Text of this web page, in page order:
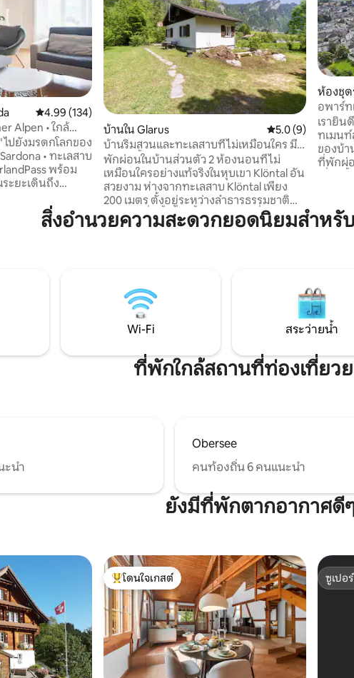
คะแนนเฉลี่ย 4.99 จาก 5, 134 รีวิว
4.99 (134)
Alpen • ใกล้
ไปยังมรดกโลกของ
• ทะเลสาบ
พร้อม
ะยะเดินถึง
นาว Elm และ
ความสำคัญทาง
(รักสถานที่
นสวิตเซอร์แลนด์)
บ้านใน Glarus คะแนนเฉลี่ย 5.0 จ
5.0 (9)
บ้านริมสวนและทะเลสาบที่ไม่เหมือนใคร มี
ลำธารน้ำใส 2 สาย
พักผ่อนในบ้านส่วนตัว 2 ห้องนอนที่ไม่
เหมือนใครอย่างแท้จริงในหุบเขา Klöntal อัน
สวยงาม ห่างจากทะเลสาบ Klöntal เพียง
200 เมตร ตั้งอยู่ระหว่างลำธารธรรมชาติ
สองสายที่มีน้ำจากน้ำพุใสสะอาดที่คุณ
สามารถอาบน้ำ ผ่อนคลาย และเพลิดเพลิน
ห้องน้ำ ทางเข้าส่วนตัว เตาไม้ และสวน หลุม
ก่อไฟ อุปกรณ์บาร์บีคิว ที่พักพิง หม้อไฟ และ
แพดเดิลบอร์ดทำให้การเข้าพักของคุณ
พิเศษยิ่งขึ้น
ห้องชุด
อพาร์
เรายิ
ทเมน
ของบ้านของเรา เ
ที่พักผ่
สำรวจ
ผ่อนในส
สิ่งอำนวยความสะดวกยอดนิยมสำหรั
Wi-Fi สระว่ายน้ำ
ที่พักใกล้สถานที่ท่องเที่ยว
ะนำ
Obersee
คนท้องถิ่น 6 คนแนะนำ
ยังมีที่พักตากอากาศดี
โดนใจเกสต์ที่สุด
โดนใจเกสต์
ซูเปอ
ซูเปอ